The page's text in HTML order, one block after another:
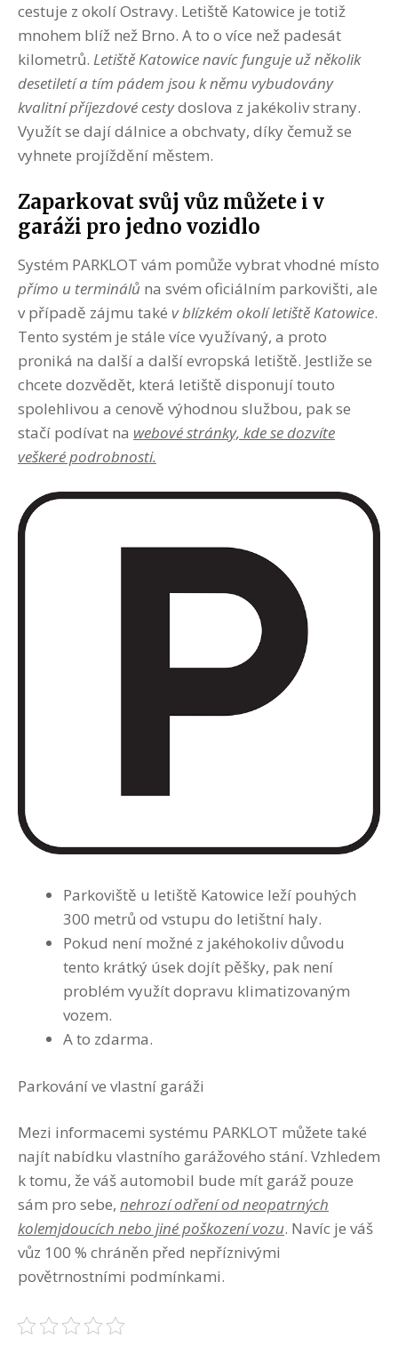
cestuje z okolí Ostravy. Letiště Katowice je totiž
mnohem blíž než Brno. A to o více než padesát
kilometrů. Letiště Katowice navíc funguje už několik
desetiletí a tím pádem jsou k němu vybudovány
kvalitní příjezdové cestydoslova z jakékoliv strany.
Využít se dají dálnice a obchvaty, díky čemuž se
vyhnete projíždění městem.
Zaparkovat svůj vůz můžete i v
garáži pro jedno vozidlo
Systém PARKLOT vám pomůže vybrat vhodné místo
přímo u terminálů na svém oficiálním parkovišti, ale
v případě zájmu také v blízkém okolí letiště Katowice.
Tento systém je stále více využívaný, a proto
proniká na další a další evropská letiště. Jestliže se
chcete dozvědět, která letiště disponují touto
spolehlivou a cenově výhodnou službou, pak se
stačí podívat na webové stránky, kde se dozvíte
veškeré podrobnosti.
Parkoviště u letiště Katowice leží pouhých
300 metrů od vstupu do letištní haly.
Pokud není možné z jakéhokoliv důvodu
tento krátký úsek dojít pěšky, pak není
problém využít dopravu klimatizovaným
vozem.
A to zdarma.
Parkování ve vlastní garáži
Mezi informacemi systému PARKLOT můžete také
najít nabídku vlastního garážového stání. Vzhledem
k tomu, že váš automobil bude mít garáž pouze
sám pro sebe, nehrozí odření od neopatrných
kolemjdoucích nebo jiné poškození vozu. Navíc je váš
vůz 100 % chráněn před nepříznivými
povětrnostními podmínkami.